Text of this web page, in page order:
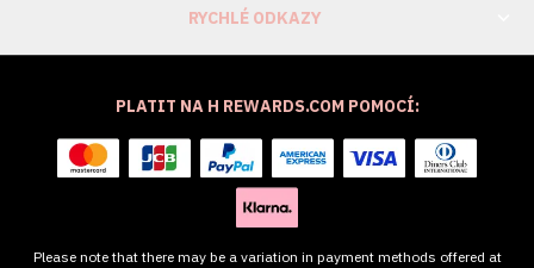
RYCHLÉ ODKAZY
PLATIT NA H REWARDS.COM POMOCÍ:
Please note that there may be a variation in payment methods offered at